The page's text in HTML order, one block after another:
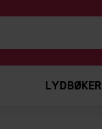
LYDBØKER